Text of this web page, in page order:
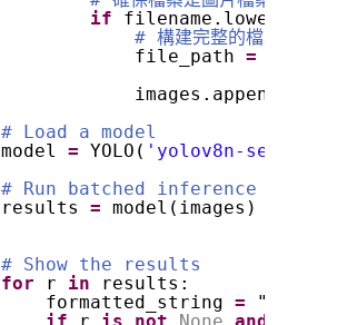
if
# 構建完整的檔案路徑
file_path =
# Load a model
model = YOLO( 'yolov8n-seg.pt'
# Run batched inference on a
results = model(images)
# Show the results
for
r in
results:
formatted_string =
""